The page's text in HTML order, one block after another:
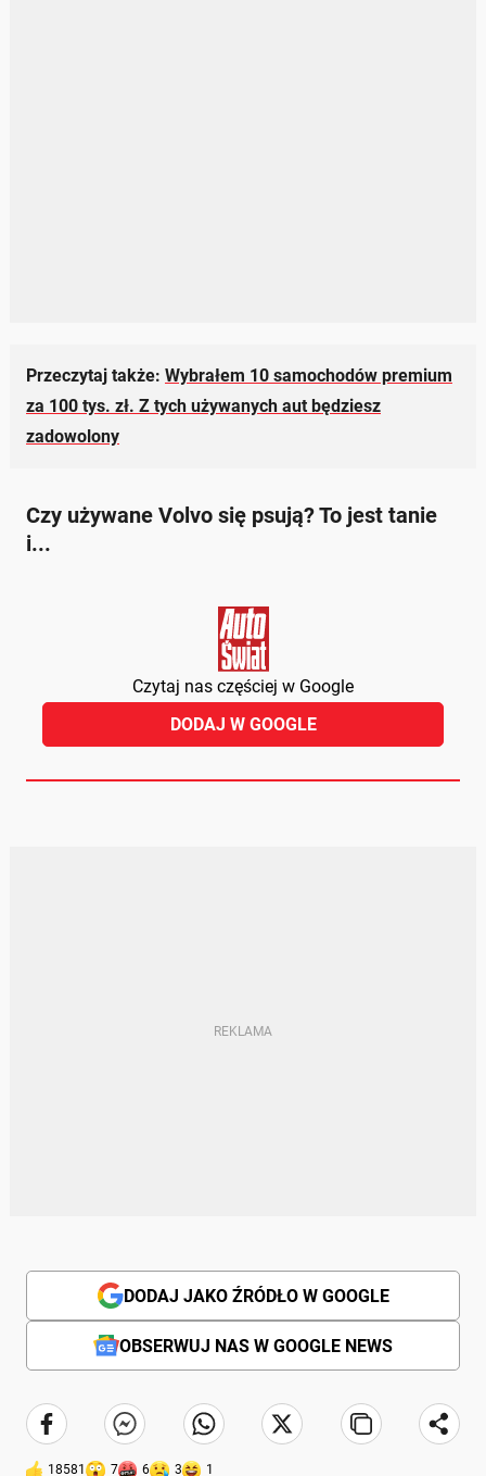
Przeczytaj także: Wybrałem 10 samochodów premium
za 100 tys. zł. Z tych używanych aut będziesz
zadowolony
Czy używane Volvo się psują? To jest tanie
i...
Czytaj nas częściej w Google
DODAJ W GOOGLE
DODAJ JAKO ŹRÓDŁO W GOOGLE
OBSERWUJ NAS W GOOGLE NEWS
18581 7 6 3 1